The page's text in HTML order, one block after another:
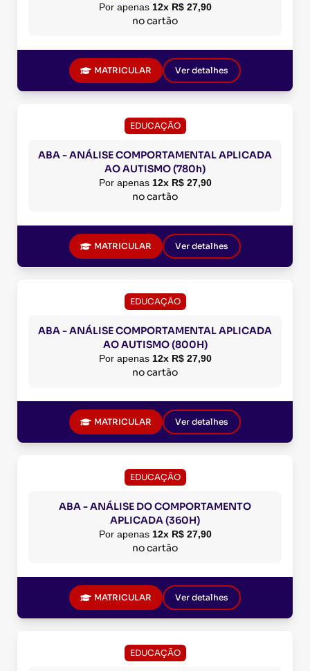
Por apenas 12x R$ 27,90
no cartão
MATRICULAR Ver detalhes
EDUCAÇÃO
ABA - ANÁLISE COMPORTAMENTAL APLICADA
AO AUTISMO (780h)
Por apenas 12x R$ 27,90
no cartão
MATRICULAR Ver detalhes
EDUCAÇÃO
ABA - ANÁLISE COMPORTAMENTAL APLICADA
AO AUTISMO (800H)
Por apenas 12x R$ 27,90
no cartão
MATRICULAR Ver detalhes
EDUCAÇÃO
ABA - ANÁLISE DO COMPORTAMENTO
APLICADA (360H)
Por apenas 12x R$ 27,90
no cartão
MATRICULAR Ver detalhes
EDUCAÇÃO